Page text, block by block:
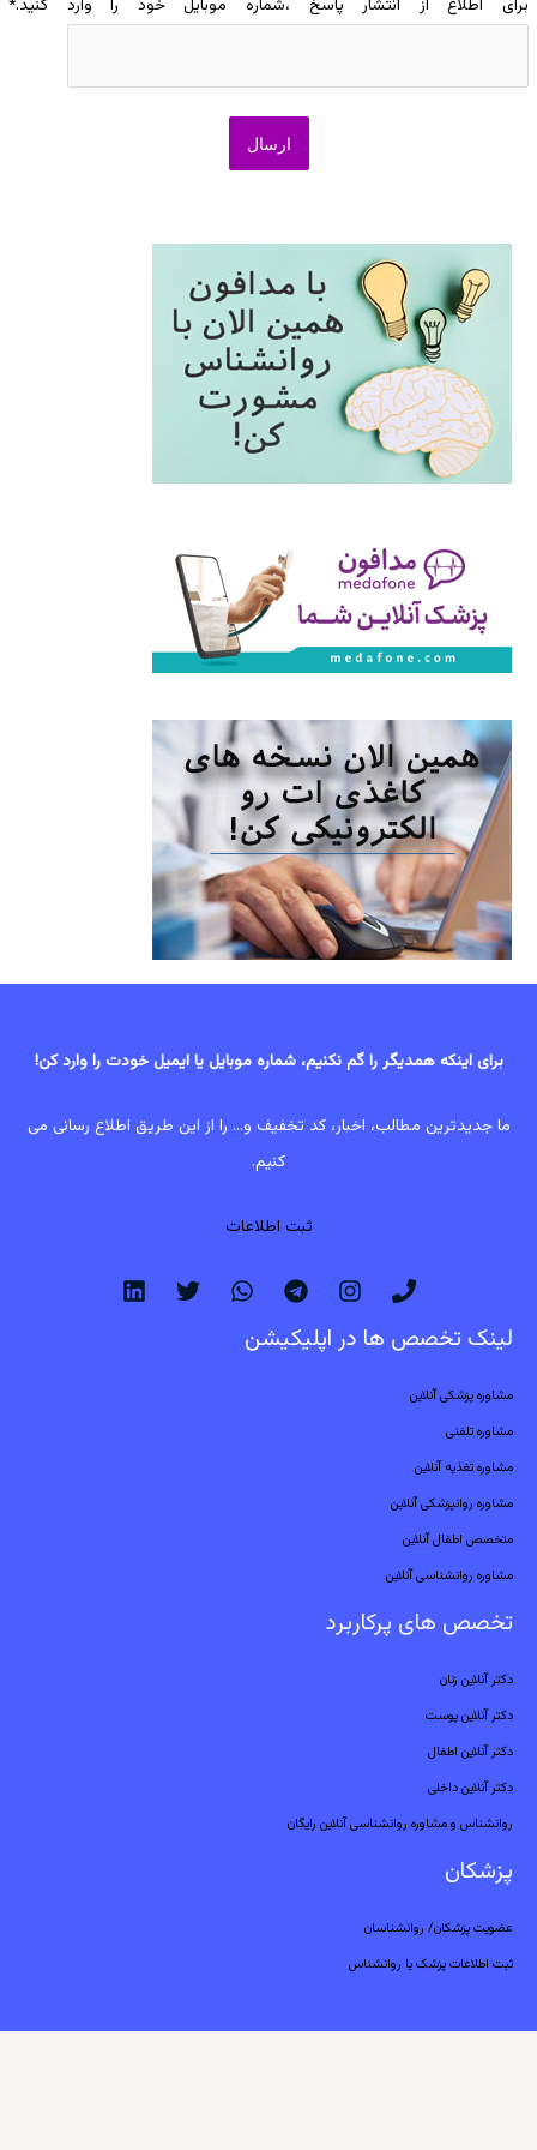
برای اطلاع از انتشار پاسخ ،شماره موبایل خود را وارد کنید.*
برای اینکه همدیگر را گم نکنیم، شماره موبایل یا ایمیل خودت را وارد کن!
ما جدیدترین مطالب، اخبار، کد تخفیف و... را از این طریق اطلاع رسانی می
کنیم.
ثبت اطلاعات
لینک تخصص ها در اپلیکیشن
مشاوره پزشکی آنلاین
مشاوره تلفنی
مشاوره تغذیه آنلاین
مشاوره روانپزشکی آنلاین
متخصص اطفال آنلاین
مشاوره روانشناسی آنلاین
تخصص های پرکاربرد
دکتر آنلاین زنان
دکتر آنلاین پوست
دکتر آنلاین اطفال
دکتر آنلاین داخلی
روانشناس و مشاوره روانشناسی آنلاین رایگان
پزشکان
عضویت پزشکان/ روانشناسان
ثبت اطلاعات پزشک یا روانشناس